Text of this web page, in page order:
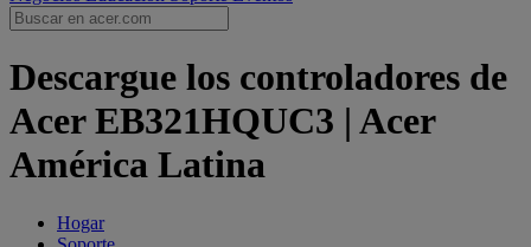
Descargue los controladores de
Acer EB321HQUC3 | Acer
América Latina
Hogar